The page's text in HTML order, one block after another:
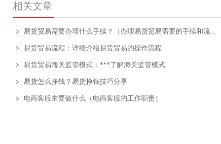
相关文章
易货贸易需要办理什么手续？（办理易货贸易需要的手续和流程）
易货贸易流程：详细介绍易货贸易的操作流程
易货贸易海关监管模式：***了解海关监管模式
易货怎么挣钱？易货挣钱技巧分享
电商客服主要做什么（电商客服的工作职责）